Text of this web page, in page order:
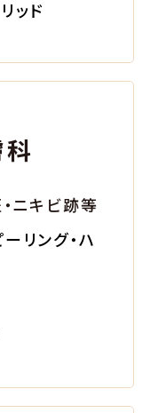
ッド
・ニキビ跡等
リング・ハ